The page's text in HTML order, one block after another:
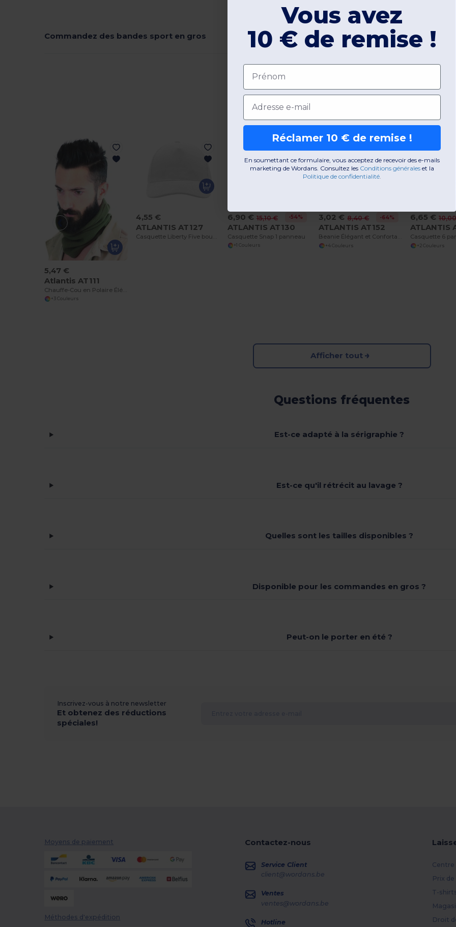
Commandez des bandes sport en gros
Produits qui peuvent vous interesser
5,47 €
Atlantis AT111
+3 Couleurs
4,55 €
ATLANTIS AT127
6,90 € 15,10 € -54%
ATLANTIS AT130
Casquette Snap 1 panneau
+1 Couleurs
3,02 € 8,40 € -64%
ATLANTIS AT152
+4 Couleurs
6,65 €
ATLANTIS
Casquette 6
+2 Couleurs
Afficher tout
Questions fréquentes
Est-ce adapté à la sérigraphie ?
Est-ce qu'il rétrécit au lavage ?
Quelles sont les tailles disponibles ?
Disponible pour les commandes en gros ?
Peut-on le porter en été ?
Inscrivez-vous à notre newsletter
Et obtenez des réductions
spéciales!
Moyens de paiement
Méthodes d'expédition
Contactez-nous
Service Client
client@wordans.be
Ventes
ventes@wordans.be
Hotline
Centre
Prix de
T-
Droit
Vous avez
10 € de remise !
Prénom
Email
Réclamer 10 € de remise !
En soumettant ce formulaire, vous acceptez de recevoir des e-mails
marketing de Wordans. Consultez les Conditions générales et la
Politique de confidentialité